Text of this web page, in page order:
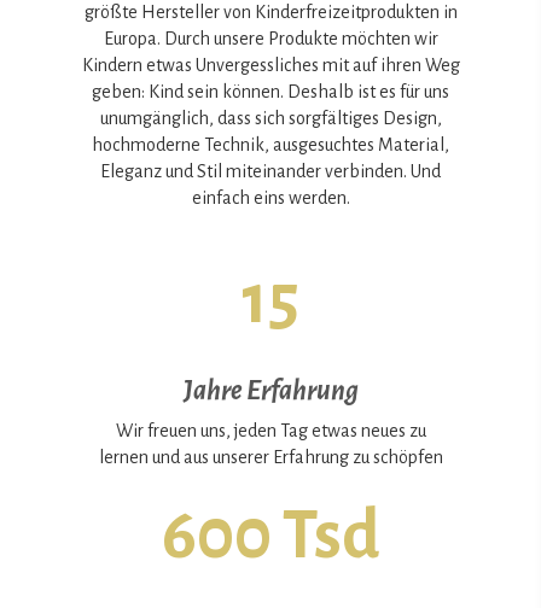
größte Hersteller von Kinderfreizeitprodukten in
Europa. Durch unsere Produkte möchten wir
Kindern etwas Unvergessliches mit auf ihren Weg
geben: Kind sein können. Deshalb ist es für uns
unumgänglich, dass sich sorgfältiges Design,
hochmoderne Technik, ausgesuchtes Material,
Eleganz und Stil miteinander verbinden. Und
einfach eins werden.
15
Jahre Erfahrung
Wir freuen uns, jeden Tag etwas neues zu
lernen und aus unserer Erfahrung zu schöpfen
600 Tsd